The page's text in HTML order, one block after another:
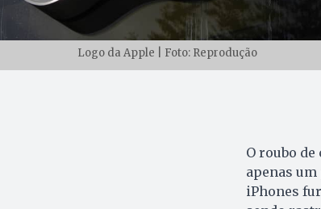
Logo da Apple | Foto: Reprodução
O roubo
apenas
iPhones